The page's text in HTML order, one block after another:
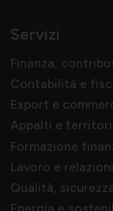
Servizi
Finanza,
Contabilità e
Export e
Appalti e
Formazione
Lavoro e
Qualità,